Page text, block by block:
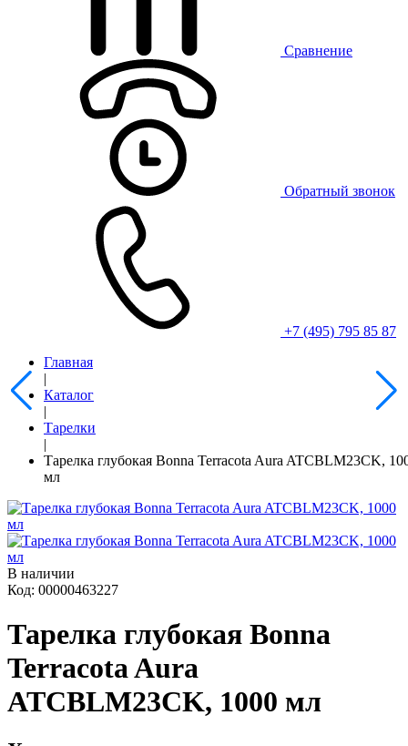
Сравнение
Обратный звонок
+7 (495) 795 85 87
Главная
|
Каталог
|
Тарелки
|
Тарелка глубокая Bonna Terracota Aura ATCBLM23CK,
мл
В наличии
Код: 00000463227
Тарелка глубокая Bonna
Terracota Aura
ATCBLM23CK, 1000 мл